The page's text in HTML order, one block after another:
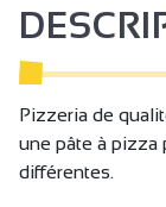
Pizzeria de
une pâte à pizza
différentes.